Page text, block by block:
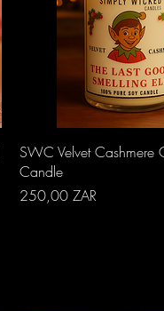
Aperçu
SWC Velvet Cashmere
Candle
Prix
250,00 ZAR